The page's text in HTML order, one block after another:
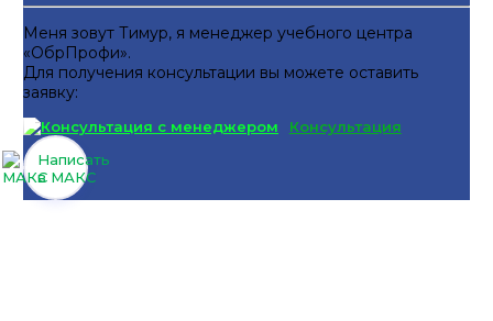
Меня зовут Тимур, я менеджер учебного центра
«ОбрПрофи».
Для получения консультации вы можете оставить
заявку:
Консультация
Написать
в МАКС